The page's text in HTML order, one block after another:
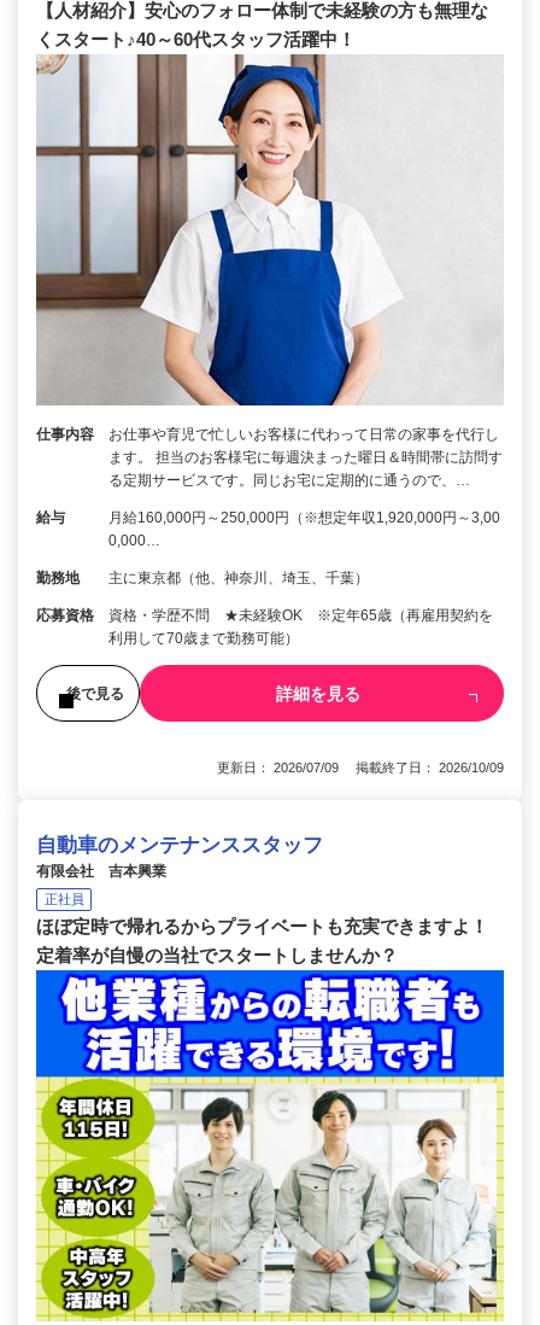
【人材紹介】安心のフォロー体制で未経験の方も無理な
くスタート♪40～60代スタッフ活躍中！
仕事内容
お仕事や育児で忙しいお客様に代わって日常の家事を代行し
ます。 担当のお客様宅に毎週決まった曜日＆時間帯に訪問す
る定期サービスです。同じお宅に定期的に通うので、…
給与
月給160,000円～250,000円（※想定年収1,920,000円～3,00
0,000…
勤務地 主に東京都（他、神奈川、埼玉、千葉）
応募資格
資格・学歴不問 ★未経験OK ※定年65歳（再雇用契約を
利用して70歳まで勤務可能）
後で見る 詳細を見る
更新日： 2026/07/09 掲載終了日： 2026/10/09
自動車のメンテナンススタッフ
有限会社 吉本興業
正社員
ほぼ定時で帰れるからプライベートも充実できますよ！
定着率が自慢の当社でスタートしませんか？